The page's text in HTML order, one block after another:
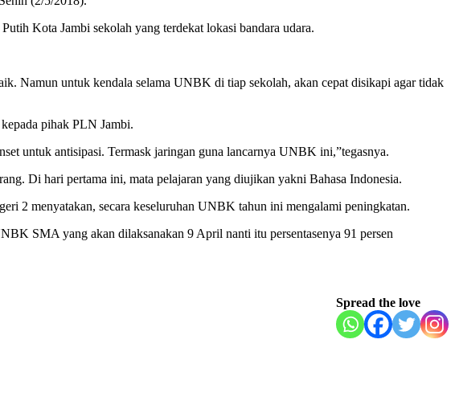
Kota Jambi sekolah yang terdekat lokasi bandara udara.
Namun untuk kendala selama UNBK di tiap sekolah, akan cepat disikapi agar tidak
pihak PLN Jambi.
untuk antisipasi. Termask jaringan guna lancarnya UNBK ini,”tegasnya.
Di hari pertama ini, mata pelajaran yang diujikan yakni Bahasa Indonesia.
2 menyatakan, secara keseluruhan UNBK tahun ini mengalami peningkatan.
SMA yang akan dilaksanakan 9 April nanti itu persentasenya 91 persen
Spread the love